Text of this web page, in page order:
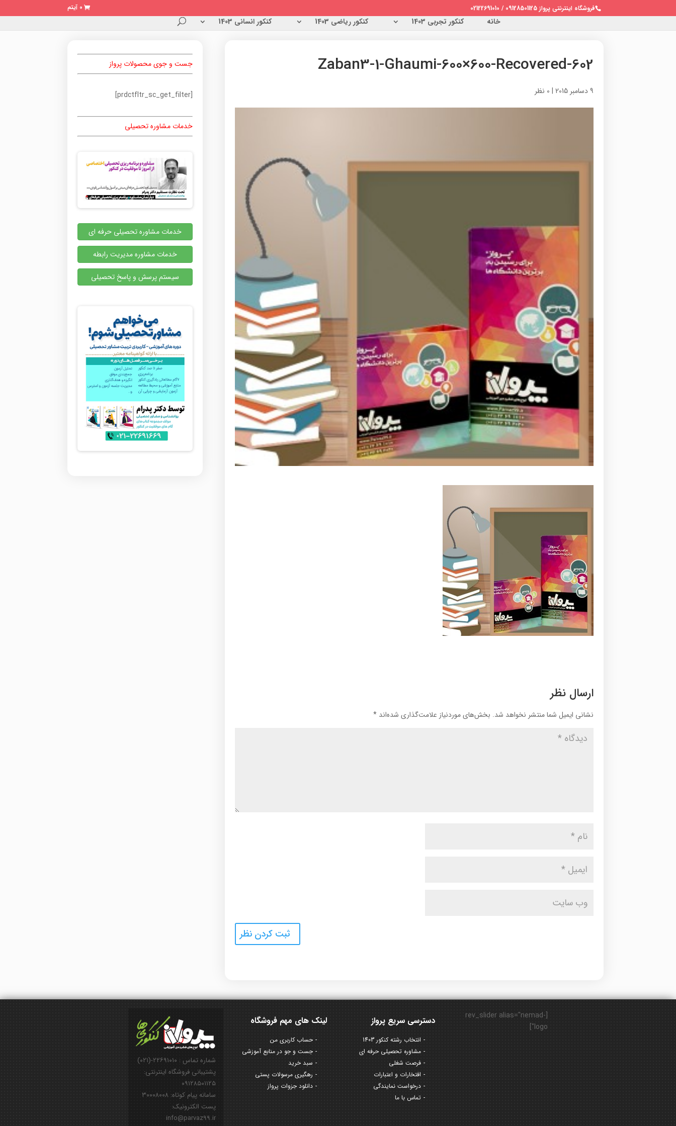
فروشگاه اینترنتی پرواز 09128501125 / 02122691010 0 آیتم
خانه کنکور تجربی 1403 کنکور ریاضی 1403 کنکور انسانی 1403
602-Zaban3-1-Ghaumi-600×600-Recovered
9 دسامبر 2015 | 0 نظر
ارسال نظر
نشانی ایمیل شما منتشر نخواهد شد. بخش‌های موردنیاز علامت‌گذاری شده‌اند*
جست و جوی محصولات پرواز
[prdctfltr_sc_get_filter]
خدمات مشاوره تحصیلی
خدمات مشاوره تحصیلی حرفه ای
خدمات مشاوره مدیریت رابطه
سیستم پرسش و پاسخ تحصیلی
شماره تماس : ۲۲۶۹۱۰۱۰-(۰۲۱)
پشتیبانی فروشگاه اینترنتی:
۰۹۱۲۸۵۰۱۱۲۵
سامانه پیام کوتاه: ۳۰۰۰۸۰۰۸
پست الکترونیک:
info@parvaz99.ir
لینک های مهم فروشگاه
حساب کاربری من
جست و جو در منابع آموزشی
سبد خرید
رهگیری مرسولات پستی
دانلود جزوات پرواز
دسترسی سریع پرواز
انتخاب رشته کنکور 1403
مشاوره تحصیلی حرفه ای
فرصت شغلی
افتخارات و اعتبارات
درخواست نمایندگی
تماس با ما
[rev_slider alias="nemad-
logo"]